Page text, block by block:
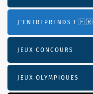
J'ENTREPRENDS ! 🇫🇷
JEUX CONCOURS
JEUX OLYMPIQUES